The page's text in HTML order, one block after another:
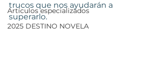
Artículos especializados
2025 DESTINO NOVELA
trucos que nos ayudarán a
superarlo.